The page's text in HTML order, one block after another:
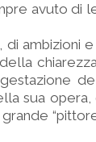
avuto di
ambizioni
sua opera,